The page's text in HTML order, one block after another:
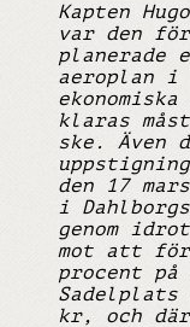
Kapten
var den
planerade
aeroplan i
klaras
ske. Även
den 17
i
genom
mot att
procent
kr, och